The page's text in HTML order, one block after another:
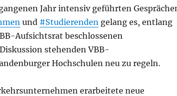
Jahr intensiv geführten
und #Studierendengelang es, entlang
Aufsichtsrat beschlossenen
stehenden VBB-
Hochschulen neu zu regeln.
erarbeitete neue